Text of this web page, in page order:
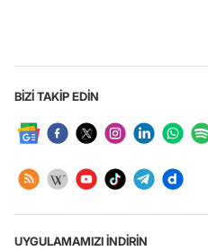
BİZİ TAKİP EDİN
UYGULAMAMIZI İNDİRİN